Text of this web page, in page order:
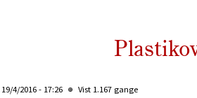
4/2016 - 17:26 Vist 1.167 gange